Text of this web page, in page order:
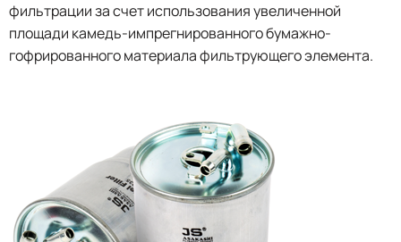
фильтрации за счет использования увеличенной
площади камедь-импрегнированного бумажно-
гофрированного материала фильтрующего элемента.